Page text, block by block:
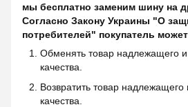
мы бесплатно заменим шину на
Согласно Закону Украины "О
потребителей" покупатель
Обменять товар надлежащего
качества.
Возвратить товар
качества.